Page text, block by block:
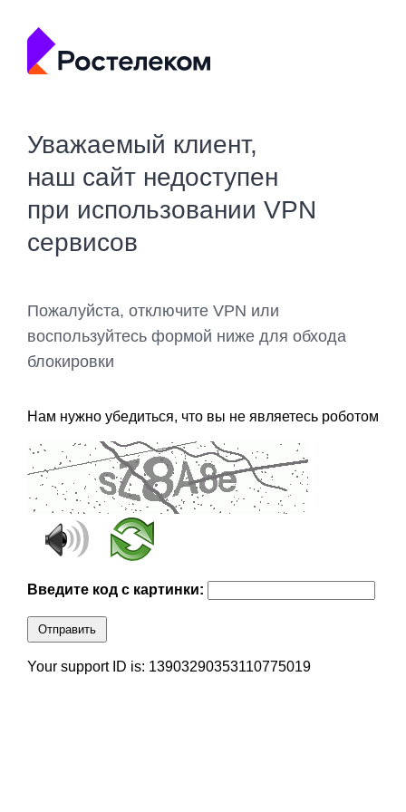
Уважаемый клиент,
наш сайт недоступен
при использовании VPN
сервисов
Пожалуйста, отключите VPN или
воспользуйтесь формой ниже для обхода
блокировки
Нам нужно убедиться, что вы не являетесь роботом
Введите код с картинки:
Отправить
Your support ID is: 13903290353110775019